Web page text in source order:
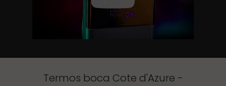
Termos boca Cote d'Azure -